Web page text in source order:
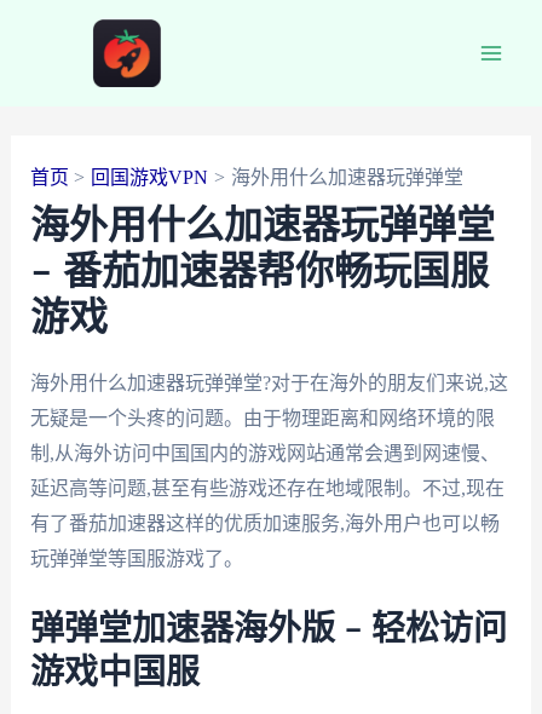
首页 回国游戏VPN 海外用什么加速器玩弹弹堂
海外用什么加速器玩弹弹堂
– 番茄加速器帮你畅玩国服
游戏
海外用什么加速器玩弹弹堂?对于在海外的朋友们来说,这
无疑是一个头疼的问题。由于物理距离和网络环境的限
制,从海外访问中国国内的游戏网站通常会遇到网速慢、
延迟高等问题,甚至有些游戏还存在地域限制。不过,现在
有了番茄加速器这样的优质加速服务,海外用户也可以畅
玩弹弹堂等国服游戏了。
弹弹堂加速器海外版 – 轻松访问
游戏中国服